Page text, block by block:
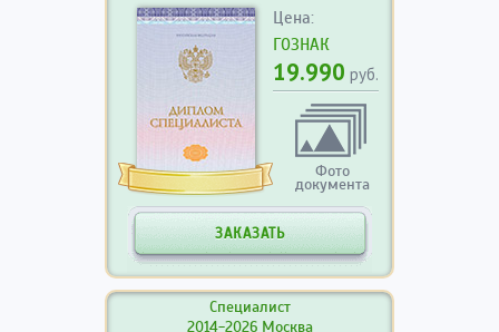
Цена:
ГОЗНАК
19.990 руб.
Фото
документа
ЗАКАЗАТЬ
Специалист
2014-2026 Москва